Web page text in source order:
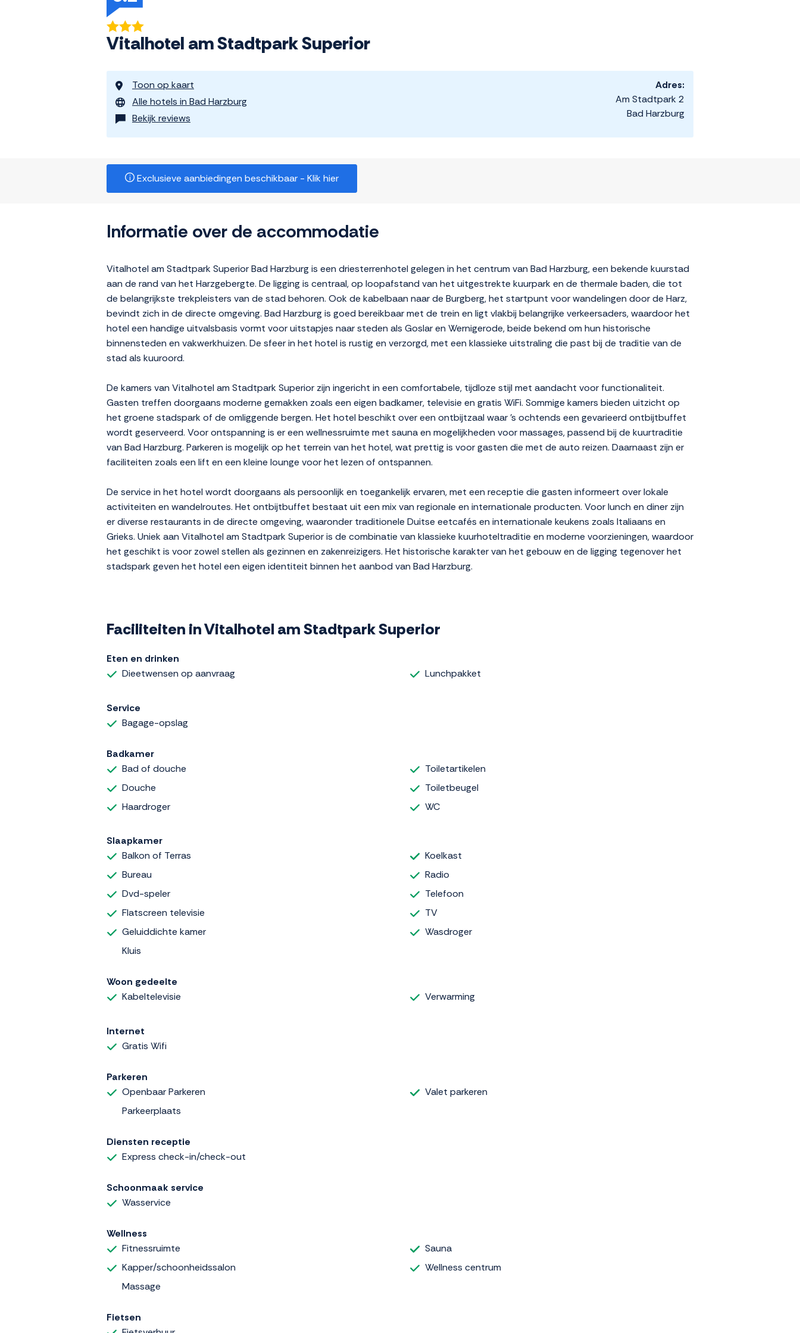
Vitalhotel am Stadtpark Superior
Toon op kaart
Alle hotels in Bad Harzburg
Bekijk reviews
Adres:
Am Stadtpark 2
Bad Harzburg
Exclusieve aanbiedingen beschikbaar - Klik hier
Informatie over de accommodatie
Vitalhotel am Stadtpark Superior Bad Harzburg is een driesterrenhotel gelegen in het centrum van Bad Harzburg, een bekende kuurstad
aan de rand van het Harzgebergte. De ligging is centraal, op loopafstand van het uitgestrekte kuurpark en de thermale baden, die tot
de belangrijkste trekpleisters van de stad behoren. Ook de kabelbaan naar de Burgberg, het startpunt voor wandelingen door de Harz,
bevindt zich in de directe omgeving. Bad Harzburg is goed bereikbaar met de trein en ligt vlakbij belangrijke verkeersaders, waardoor het
hotel een handige uitvalsbasis vormt voor uitstapjes naar steden als Goslar en Wernigerode, beide bekend om hun historische
binnensteden en vakwerkhuizen. De sfeer in het hotel is rustig en verzorgd, met een klassieke uitstraling die past bij de traditie van de
stad als kuuroord.
De kamers van Vitalhotel am Stadtpark Superior zijn ingericht in een comfortabele, tijdloze stijl met aandacht voor functionaliteit.
Gasten treffen doorgaans moderne gemakken zoals een eigen badkamer, televisie en gratis WiFi. Sommige kamers bieden uitzicht op
het groene stadspark of de omliggende bergen. Het hotel beschikt over een ontbijtzaal waar 's ochtends een gevarieerd ontbijtbuffet
wordt geserveerd. Voor ontspanning is er een wellnessruimte met sauna en mogelijkheden voor massages, passend bij de kuurtraditie
van Bad Harzburg. Parkeren is mogelijk op het terrein van het hotel, wat prettig is voor gasten die met de auto reizen. Daarnaast zijn er
faciliteiten zoals een lift en een kleine lounge voor het lezen of ontspannen.
De service in het hotel wordt doorgaans als persoonlijk en toegankelijk ervaren, met een receptie die gasten informeert over lokale
activiteiten en wandelroutes. Het ontbijtbuffet bestaat uit een mix van regionale en internationale producten. Voor lunch en diner zijn
er diverse restaurants in de directe omgeving, waaronder traditionele Duitse eetcafés en internationale keukens zoals Italiaans en
Grieks. Uniek aan Vitalhotel am Stadtpark Superior is de combinatie van klassieke kuurhoteltraditie en moderne voorzieningen, waardoor
het geschikt is voor zowel stellen als gezinnen en zakenreizigers. Het historische karakter van het gebouw en de ligging tegenover het
stadspark geven het hotel een eigen identiteit binnen het aanbod van Bad Harzburg.
Faciliteiten in Vitalhotel am Stadtpark Superior
Eten en drinken
Dieetwensen op aanvraag
Lunchpakket
Service
Bagage-opslag
Badkamer
Bad of douche
Douche
Haardroger
Toiletartikelen
Toiletbeugel
WC
Slaapkamer
Balkon of Terras
Bureau
Dvd-speler
Flatscreen televisie
Geluiddichte kamer
Kluis
Koelkast
Radio
Telefoon
TV
Wasdroger
Woon gedeelte
Kabeltelevisie
Verwarming
Internet
Gratis Wifi
Parkeren
Openbaar Parkeren
Parkeerplaats
Valet parkeren
Diensten receptie
Express check-in/check-out
Schoonmaak service
Wasservice
Wellness
Fitnessruimte
Kapper/schoonheidssalon
Massage
Sauna
Wellness centrum
Fietsen